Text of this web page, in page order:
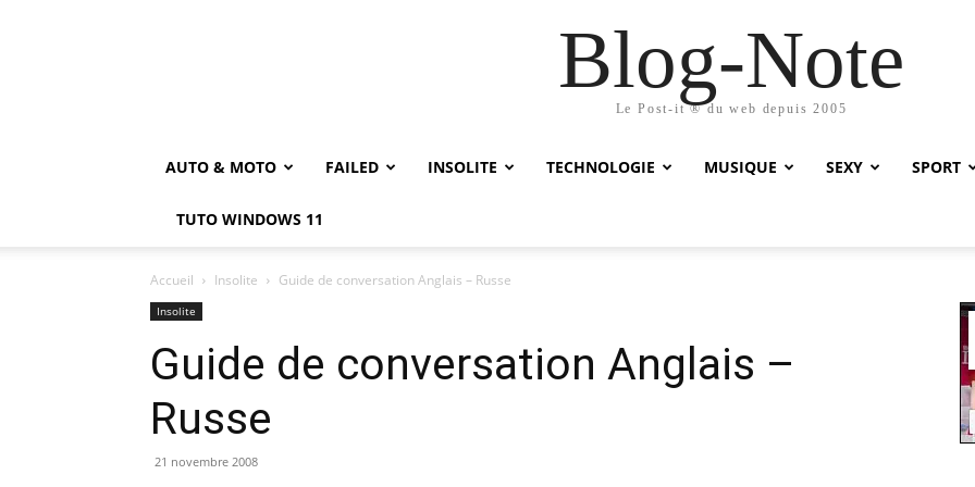
Blog-Note
Le Post-it ® du web depuis 2005
AUTO & MOTO FAILED INSOLITE TECHNOLOGIE MUSIQUE SEXY SPORT
TUTO WINDOWS 11
Accueil Insolite Guide de conversation Anglais – Russe
Insolite
Guide de conversation Anglais –
Russe
21 novembre 2008